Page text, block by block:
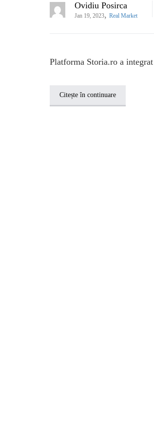
Ovidiu Posirca
Jan 19, 2023, Real Market
Platforma Storia.ro a
Citește în continuare